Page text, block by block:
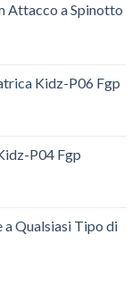
Attacco a Spinotto
Kidz-P06 Fgp
P04 Fgp
Qualsiasi Tipo di